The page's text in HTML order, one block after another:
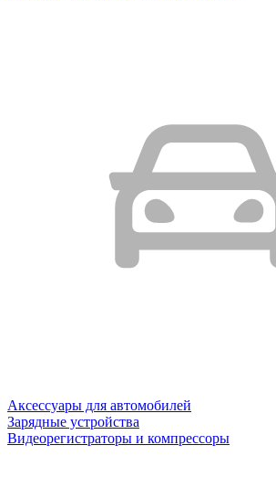
Аксессуары для автомобилей
Зарядные устройства
Видеорегистраторы и компрессоры